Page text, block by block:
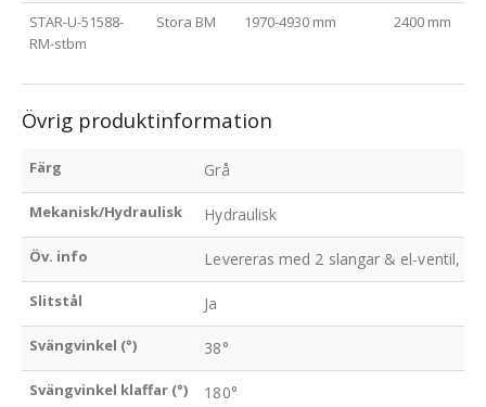
STAR-U-51588-
RM-stbm
Stora BM 1970-4930 mm 2400 mm
Övrig produktinformation
Färg Grå
Mekanisk/Hydraulisk Hydraulisk
Öv. info Levereras med 2 slangar & el-ventil,
Slitstål Ja
Svängvinkel (°) 38°
Svängvinkel klaffar (°) 180°